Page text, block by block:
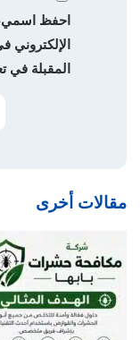
احفظ اسمي،
الإلكتروني
المقبلة في
مقالات أخرى